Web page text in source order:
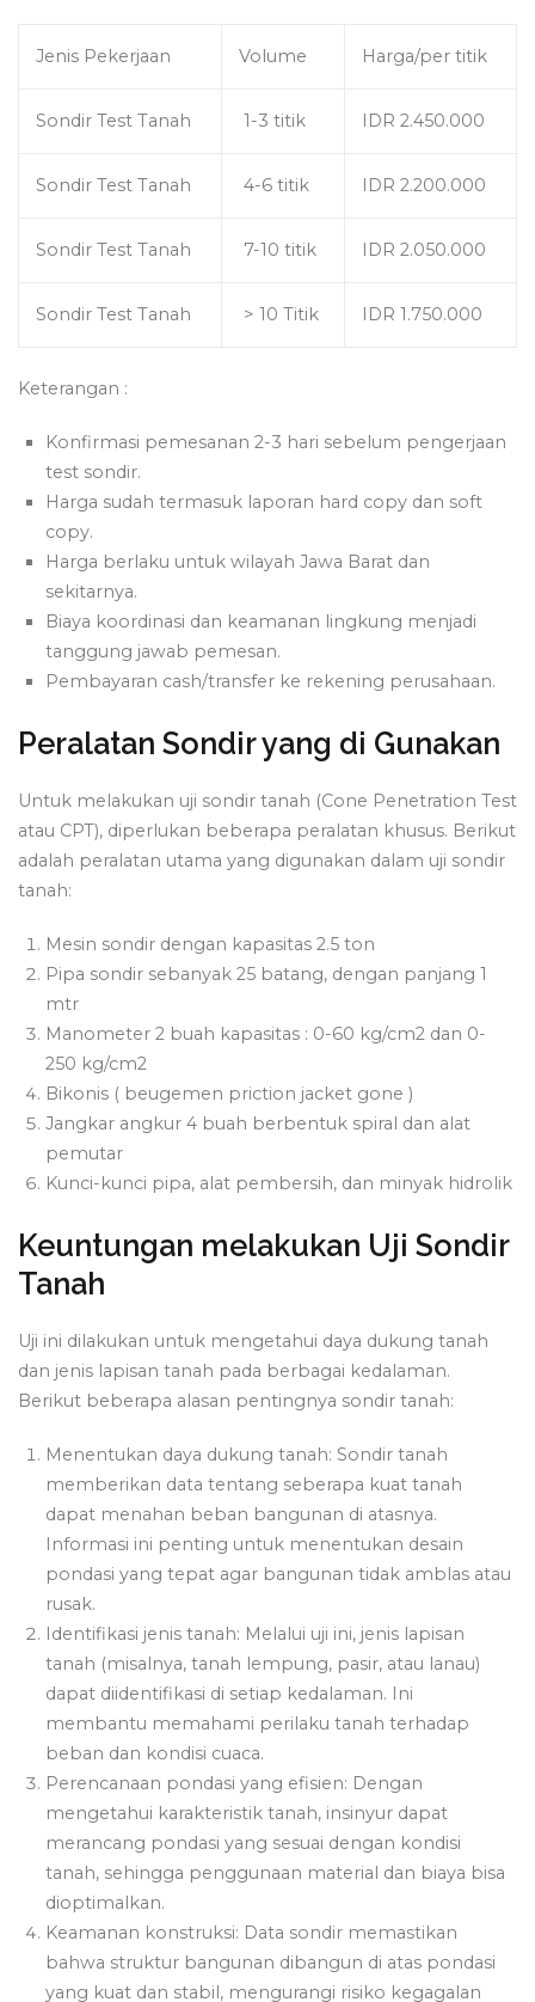
Jenis Pekerjaan Volume Harga/per titik
Sondir Test Tanah 1-3 titik IDR 2.450.000
Sondir Test Tanah 4-6 titik IDR 2.200.000
Sondir Test Tanah 7-10 titik IDR 2.050.000
Sondir Test Tanah > 10 Titik IDR 1.750.000
Keterangan :
Konfirmasi pemesanan 2-3 hari sebelum pengerjaan
test sondir.
Harga sudah termasuk laporan hard copy dan soft
copy.
Harga berlaku untuk wilayah Jawa Barat dan
sekitarnya.
Biaya koordinasi dan keamanan lingkung menjadi
tanggung jawab pemesan.
Pembayaran cash/transfer ke rekening perusahaan.
Peralatan Sondir yang di Gunakan
Untuk melakukan uji sondir tanah (Cone Penetration Test
atau CPT), diperlukan beberapa peralatan khusus. Berikut
adalah peralatan utama yang digunakan dalam uji sondir
tanah:
Mesin sondir dengan kapasitas 2.5 ton
Pipa sondir sebanyak 25 batang, dengan panjang 1
mtr
Manometer 2 buah kapasitas : 0-60 kg/cm2 dan 0-
250 kg/cm2
Bikonis ( beugemen priction jacket gone )
Jangkar angkur 4 buah berbentuk spiral dan alat
pemutar
Kunci-kunci pipa, alat pembersih, dan minyak hidrolik
Keuntungan melakukan Uji Sondir
Tanah
Uji ini dilakukan untuk mengetahui daya dukung tanah
dan jenis lapisan tanah pada berbagai kedalaman.
Berikut beberapa alasan pentingnya sondir tanah:
Menentukan daya dukung tanah: Sondir tanah
memberikan data tentang seberapa kuat tanah
dapat menahan beban bangunan di atasnya.
Informasi ini penting untuk menentukan desain
pondasi yang tepat agar bangunan tidak amblas atau
rusak.
Identifikasi jenis tanah: Melalui uji ini, jenis lapisan
tanah (misalnya, tanah lempung, pasir, atau lanau)
dapat diidentifikasi di setiap kedalaman. Ini
membantu memahami perilaku tanah terhadap
beban dan kondisi cuaca.
Perencanaan pondasi yang efisien: Dengan
mengetahui karakteristik tanah, insinyur dapat
merancang pondasi yang sesuai dengan kondisi
tanah, sehingga penggunaan material dan biaya bisa
dioptimalkan.
Keamanan konstruksi: Data sondir memastikan
bahwa struktur bangunan dibangun di atas pondasi
yang kuat dan stabil, mengurangi risiko kegagalan